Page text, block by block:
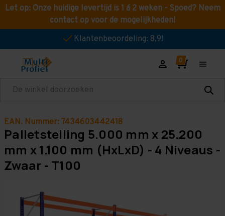
Let op: Onze huidige levertijd is 1 á 2 weken - Spoed? Neem
contact op voor de mogelijkheden!
Klantenbeoordeling: 8,9!
Zoeken
EAN. Nummer: 7434603442418
Palletstelling 5.000 mm x 25.200
mm x 1.100 mm (HxLxD) - 4 Niveaus -
Zwaar - T100